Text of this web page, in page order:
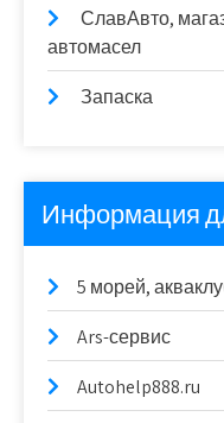
СлавАвто,
автомасел
Запаска
Информация
5 морей,
Ars-сервис
Autohelp888.ru